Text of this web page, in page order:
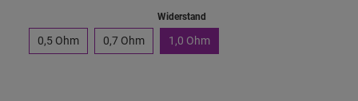
Widerstand
0,5 Ohm 0,7 Ohm 1,0 Ohm